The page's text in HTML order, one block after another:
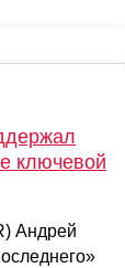
ключевой
Андрей